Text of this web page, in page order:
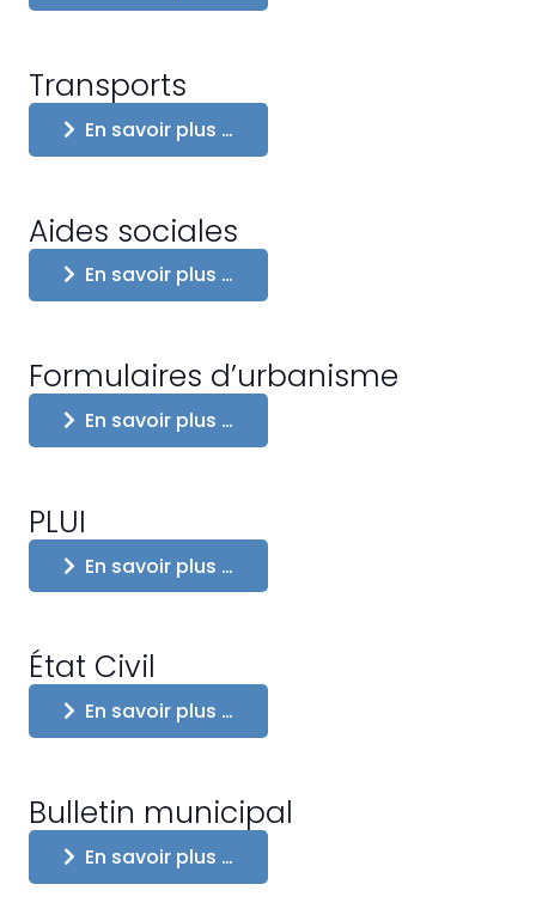
Transports
En savoir plus …
Aides sociales
En savoir plus …
Formulaires d’urbanisme
En savoir plus …
PLUI
En savoir plus …
État Civil
En savoir plus …
Bulletin municipal
En savoir plus …